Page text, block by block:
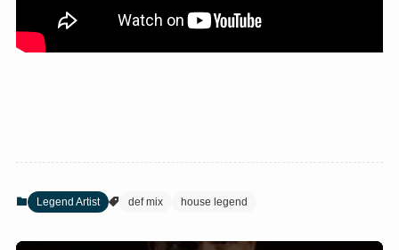
Legend Artist def mix house legend